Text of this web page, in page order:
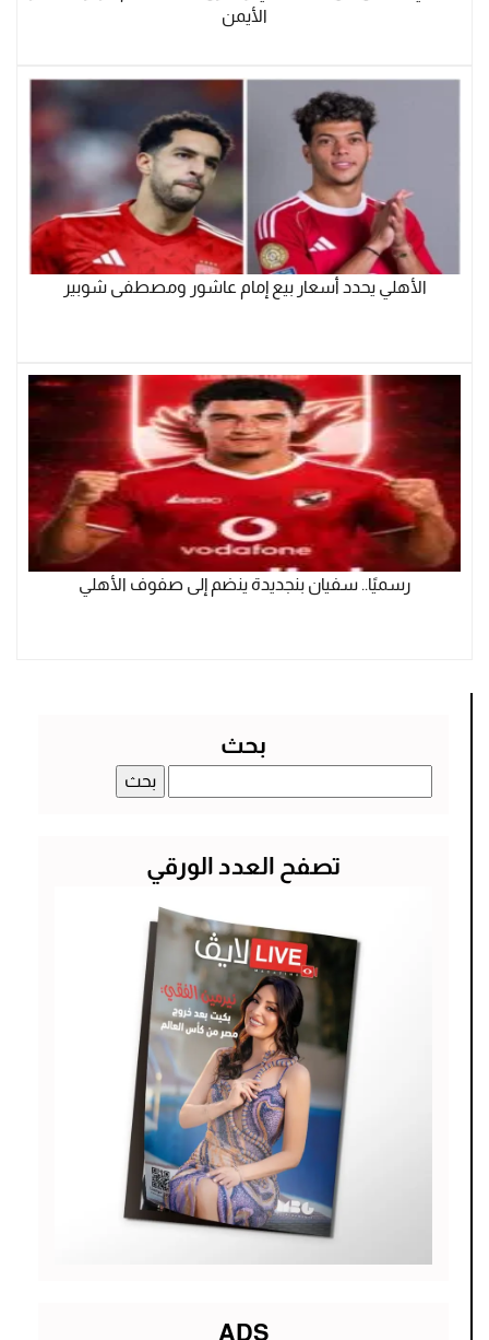
الأيمن
الأهلي يحدد أسعار بيع إمام عاشور ومصطفى شوبير
رسميًا.. سفيان بنجديدة ينضم إلى صفوف الأهلي
بحث
عن:
تصفح العدد الورقي
ADS